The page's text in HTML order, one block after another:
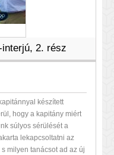
interjú, 2. rész
készített
hogy a kapitány miért
súlyos sérülését a
lekapcsoltatni az
milyen tanácsot ad az új